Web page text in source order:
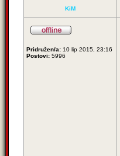
KiM
Pridružen/a: 10 lip 2015, 23:16
Postovi: 5996